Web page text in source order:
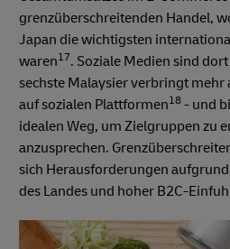
grenzüberschreitenden Handel,
Japan die wichtigsten
waren17. Soziale Medien sind
sechste Malaysier verbringt mehr
auf sozialen Plattformen18 - und
idealen Weg, um Zielgruppen zu
anzusprechen.
sich Herausforderungen
des Landes und hoher B2C-